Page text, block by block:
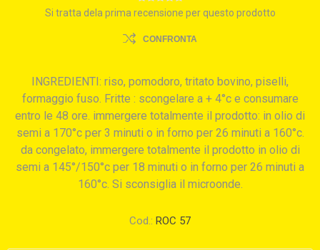
Si tratta dela prima recensione per questo prodotto
CONFRONTA
INGREDIENTI: riso, pomodoro, tritato bovino, piselli,
formaggio fuso. Fritte : scongelare a + 4°c e consumare
entro le 48 ore. immergere totalmente il prodotto: in olio di
semi a 170°c per 3 minuti o in forno per 26 minuti a 160°c.
da congelato, immergere totalmente il prodotto in olio di
semi a 145°/150°c per 18 minuti o in forno per 26 minuti a
160°c. Si sconsiglia il microonde.
Cod.: ROC 57